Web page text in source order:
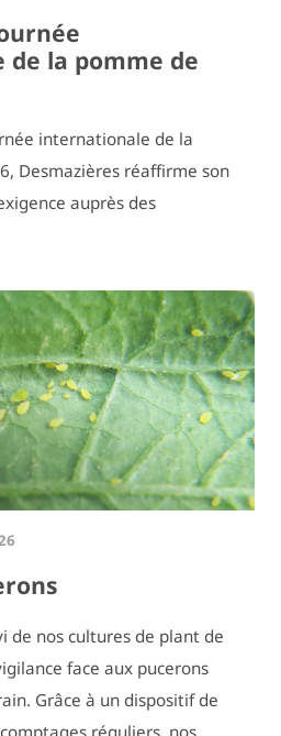
la pomme de
internationale de la
Desmazières réaffirme son
auprès des
de nos cultures de plant de
face aux pucerons
Grâce à un dispositif de
réguliers, nos